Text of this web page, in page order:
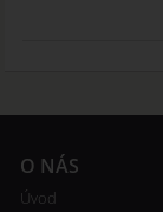
O NÁS
Úvod